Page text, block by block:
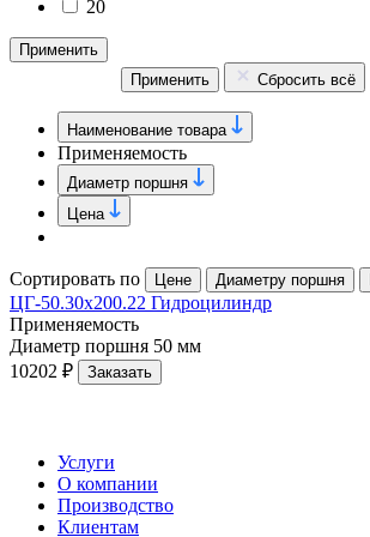
20
Применить
Применить
Сбросить всё
Наименование товара
Применяемость
Диаметр поршня
Цена
Сортировать по Цене Диаметру поршня
ЦГ-50.30х200.22 Гидроцилиндр
Применяемость
Диаметр поршня 50 мм
10202 ₽
Заказать
Услуги
О компании
Производство
Клиентам